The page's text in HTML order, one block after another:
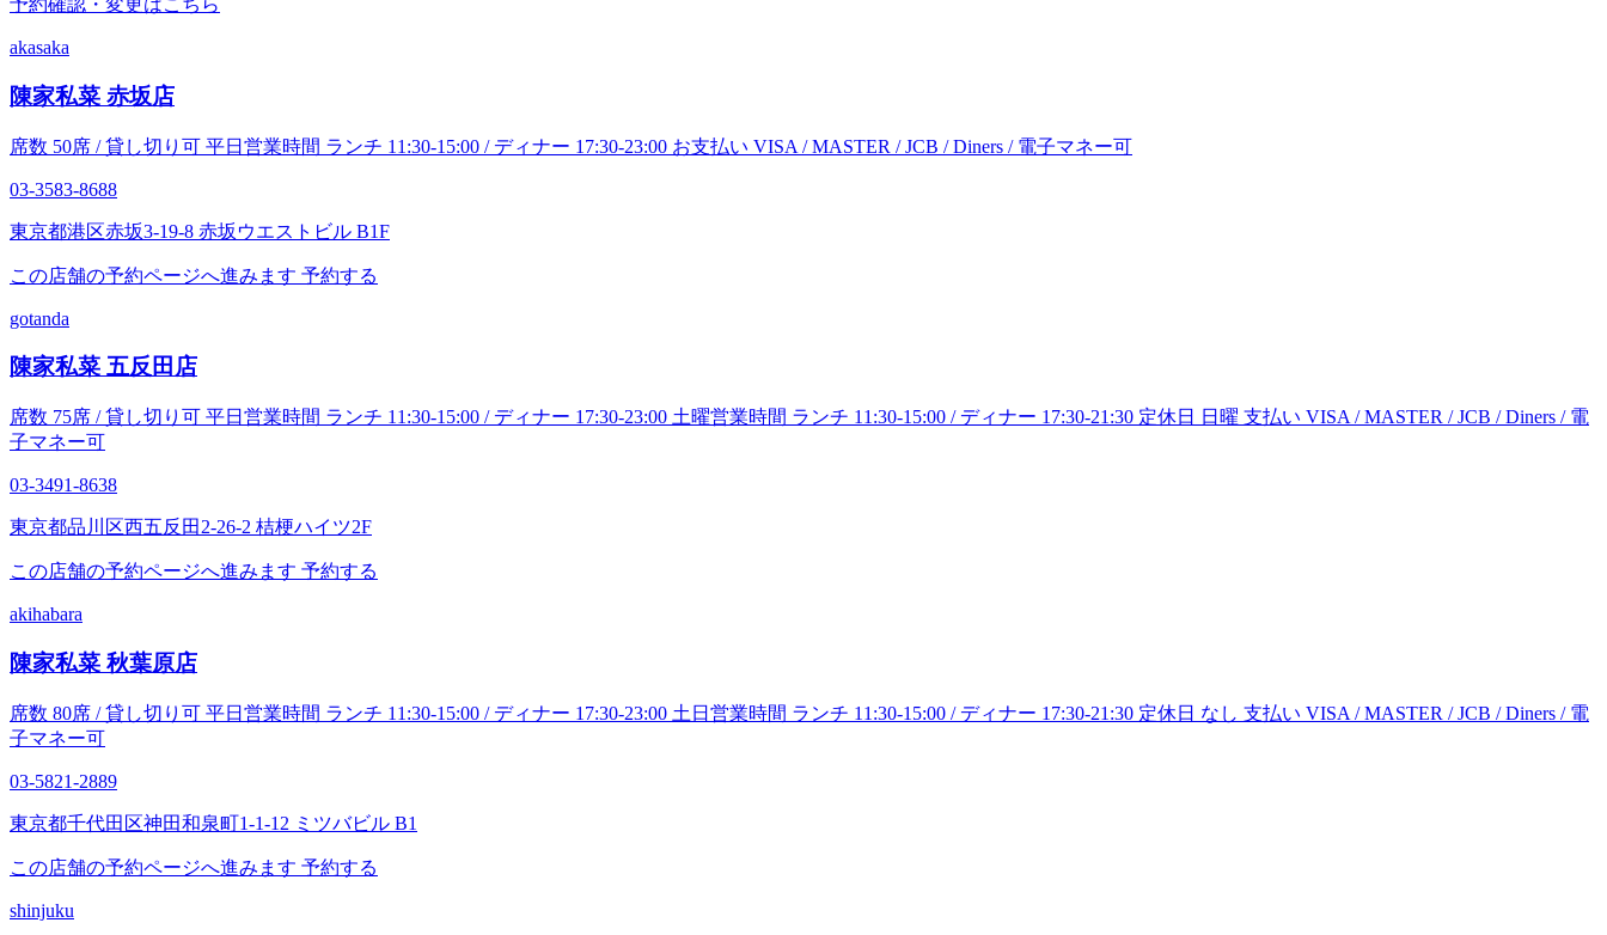
予約確認・変更はこちら
akasaka
陳家私菜 赤坂店
席数 50席 / 貸し切り可 平日営業時間 ランチ 11:30-15:00 / ディナー 17:30-23:00 お支払い VISA / MASTER / JCB / Diners / 電子マネー可
03-3583-8688
東京都港区赤坂3-19-8 赤坂ウエストビル B1F
この店舗の予約ページへ進みます 予約する
gotanda
陳家私菜 五反田店
席数 75席 / 貸し切り可 平日営業時間 ランチ 11:30-15:00 / ディナー 17:30-23:00 土曜営業時間 ランチ 11:30-15:00 / ディナー 17:30-21:30 定休日 日曜 支払い VISA / MASTER / JCB / Diners / 電
子マネー可
03-3491-8638
東京都品川区西五反田2-26-2 桔梗ハイツ2F
この店舗の予約ページへ進みます 予約する
akihabara
陳家私菜 秋葉原店
席数 80席 / 貸し切り可 平日営業時間 ランチ 11:30-15:00 / ディナー 17:30-23:00 土日営業時間 ランチ 11:30-15:00 / ディナー 17:30-21:30 定休日 なし 支払い VISA / MASTER / JCB / Diners / 電
子マネー可
03-5821-2889
東京都千代田区神田和泉町1-1-12 ミツバビル B1
この店舗の予約ページへ進みます 予約する
shinjuku